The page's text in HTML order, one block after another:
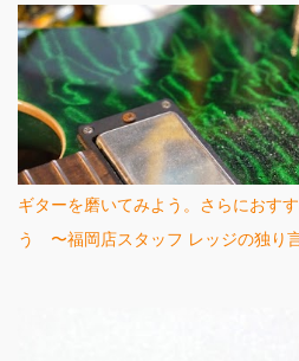
ギターを磨いてみよう。さらにおす
う 〜福岡店スタッフ レッジの独り